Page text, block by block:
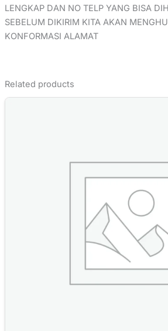
LENGKAP DAN NO TELP YANG BISA
SEBELUM DIKIRIM KITA AKAN
KONFORMASI ALAMAT
Related products